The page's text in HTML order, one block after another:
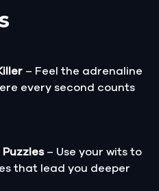
– Feel the adrenaline
every second counts
– Use your wits to
that lead you deeper